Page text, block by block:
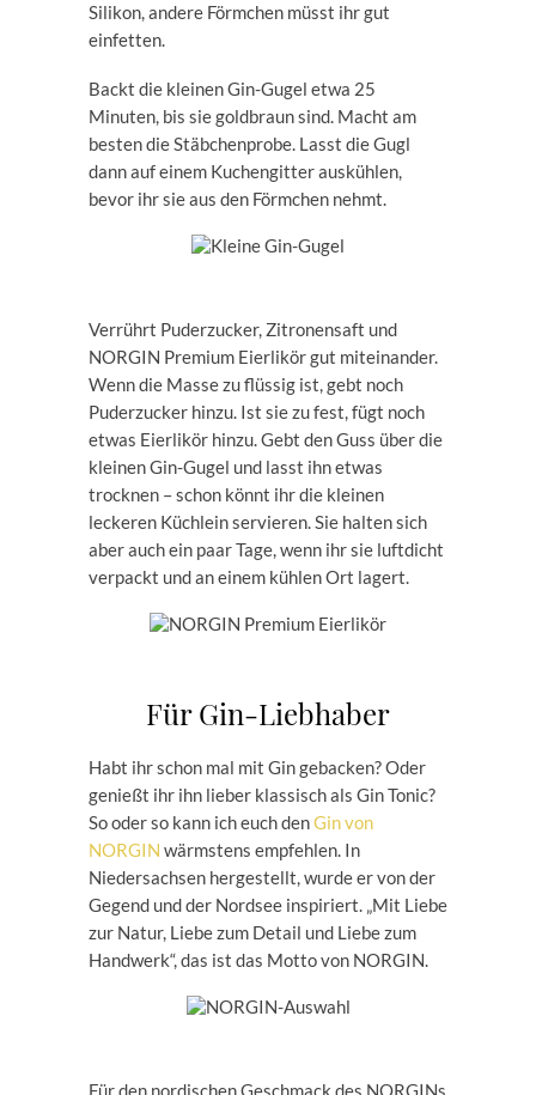
Silikon, andere Förmchen müsst ihr gut
einfetten.
Backt die kleinen Gin-Gugel etwa 25
Minuten, bis sie goldbraun sind. Macht am
besten die Stäbchenprobe. Lasst die Gugl
dann auf einem Kuchengitter auskühlen,
bevor ihr sie aus den Förmchen nehmt.
Verrührt Puderzucker, Zitronensaft und
NORGIN Premium Eierlikör gut miteinander.
Wenn die Masse zu flüssig ist, gebt noch
Puderzucker hinzu. Ist sie zu fest, fügt noch
etwas Eierlikör hinzu. Gebt den Guss über die
kleinen Gin-Gugel und lasst ihn etwas
trocknen – schon könnt ihr die kleinen
leckeren Küchlein servieren. Sie halten sich
aber auch ein paar Tage, wenn ihr sie luftdicht
verpackt und an einem kühlen Ort lagert.
Für Gin-Liebhaber
Habt ihr schon mal mit Gin gebacken? Oder
genießt ihr ihn lieber klassisch als Gin Tonic?
So oder so kann ich euch denGin von
NORGIN wärmstens empfehlen. In
Niedersachsen hergestellt, wurde er von der
Gegend und der Nordsee inspiriert. „Mit Liebe
zur Natur, Liebe zum Detail und Liebe zum
Handwerk“, das ist das Motto von NORGIN.
Für den nordischen Geschmack des NORGINs